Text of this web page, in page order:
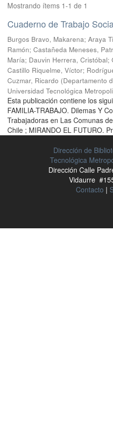
Mostrando ítems 1-1 de 1
Cuaderno de Trabajo
Burgos Bravo, Makarena; Araya
Ramón; Castañeda Meneses,
María; Dauvin Herrera, Cristóbal;
Castillo Riquelme, Víctor;
Cuzmar, Ricardo (Departamento
Universidad Tecnológica
Esta publicación contiene los
FAMILIA-TRABAJO. Dilemas Y
Trabajadoras en Las Comunas
Chile ; MIRANDO EL FUTURO.
Dirección de
Tecnológica
Dirección Calle
Vidaurre
Contacto |